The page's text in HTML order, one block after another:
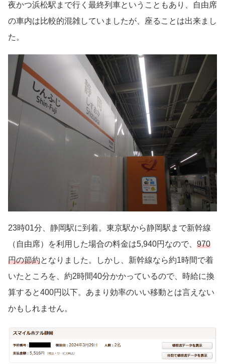
夜かつ浜松駅まで行く最終列車ということもあり、自由席
の車内は比較的混雑していましたが、座ることは出来まし
た。
23時01分、静岡駅に到着。東京駅から静岡駅まで新幹線
（自由席）を利用した場合の料金は5,940円なので、 970
円の節約となりました。しかし、新幹線なら約1時間で着
いたところを、約2時間40分かかっているので、時給に換
算すると400円以下。あまり効率のいい移動とは言えない
かもしれません。